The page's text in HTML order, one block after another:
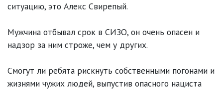
ситуацию, это Алекс Свирепый.
Мужчина отбывал срок в СИЗО, он очень опасен и
надзор за ним строже, чем у других.
Смогут ли ребята рискнуть собственными погонами и
жизнями чужих людей, выпустив опасного нациста